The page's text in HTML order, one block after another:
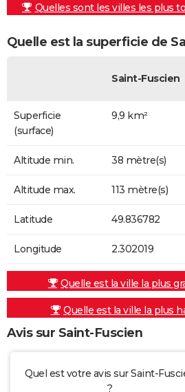
Quelles sont les villes les plus
Quelle est la superficie de
Saint-Fuscien
Superficie
(surface)
9,9 km²
Altitude min. 38 mètre(s)
Altitude max. 113 mètre(s)
Latitude 49.836782
Longitude 2.302019
Quelle est la ville la plus
Quelle est la ville la plus
Avis sur Saint-Fuscien
Quel est votre avis sur Saint-
?